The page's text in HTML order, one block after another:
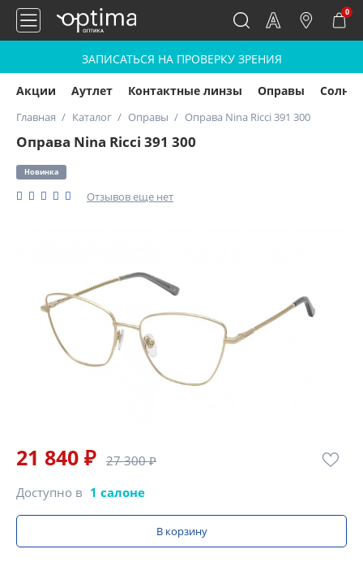
0
ЗАПИСАТЬСЯ НА ПРОВЕРКУ ЗРЕНИЯ
Акции Аутлет Контактные линзы Оправы
Главная Каталог Оправы Оправа Nina Ricci 391 300
Оправа Nina Ricci 391 300
Новинка
Отзывов еще нет
21 840 ₽ 27 300 ₽
Доступно в 1 салоне
В корзину